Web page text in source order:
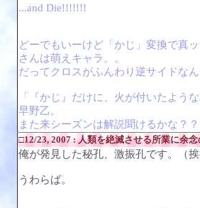
...and Die!!!!!!!
どーでもいーけど「かじ」変換で真
さんは萌えキャラ。。
だってクロスがふんわり逆サイドな
「『かじ』だけに、火が付いたよう
早野乙。
また来シーズンは解説聞けるかな？
□12/23, 2007 : 人類を絶滅させる所業に余
俺が発見した秘孔、激振孔です。（
うわらば。